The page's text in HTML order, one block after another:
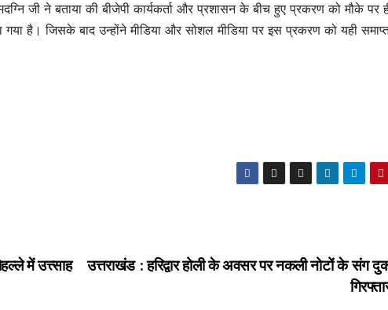
जी ने बताया की बीजेपी कार्यकर्ता और प्रशासन के बीच हुए प्रकरण को मौके पर
गया है। जिसके बाद उन्होंने मीडिया और सोशल मीडिया पर इस प्रकरण को यही
उत्तराखंड : हरिद्वार होली के अवसर पर नकली नोटों के संग
में उत्त्साह